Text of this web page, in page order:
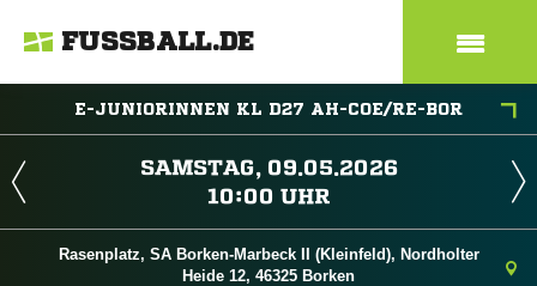
FUSSBALL.DE
E-JUNIORINNEN KL D27 AH-COE/RE-BOR
 
 
Rasenplatz, SA Borken-Marbeck II (Kleinfeld), Nordholter
Heide 12, 46325 Borken